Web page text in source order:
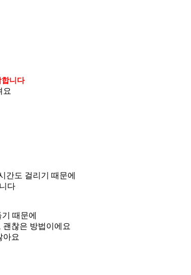
니다
요
간도 걸리기 때문에
다
때문에
찮은 방법이에요
아요